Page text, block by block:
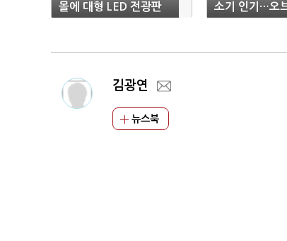
몰에 대형 LED 전광판
설치
소기 인기…오
션 비중 70%
김광연
뉴스북